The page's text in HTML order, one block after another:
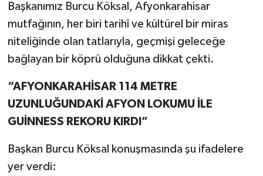
Başkanımız Burcu Köksal, Afyonkarahisar
mutfağının, her biri tarihî ve kültürel bir miras
niteliğinde olan tatlarıyla, geçmişi geleceğe
bağlayan bir köprü olduğuna dikkat çekti.
“AFYONKARAHİSAR 114 METRE
UZUNLUĞUNDAKİ AFYON LOKUMU İLE
GUİNNESS REKORU KIRDI”
Başkan Burcu Köksal konuşmasında şu ifadelere
yer verdi: